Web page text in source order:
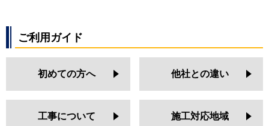
ご利用ガイド
初めての方へ 他社との違い
工事について 施工対応地域